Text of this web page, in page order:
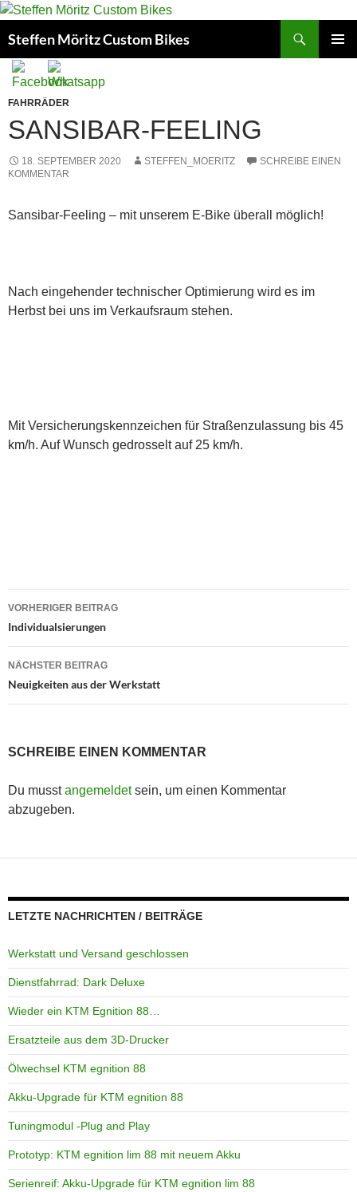
Steffen Möritz Custom Bikes
INHALT
SPRINGEN
FAHRRÄDER
SANSIBAR-FEELING
18. SEPTEMBER 2020 STEFFEN_MOERITZ
SCHREIBE EINEN
KOMMENTAR
Sansibar-Feeling – mit unserem E-Bike überall möglich!
Nach eingehender technischer Optimierung wird es im
Herbst bei uns im Verkaufsraum stehen.
Mit Versicherungskennzeichen für Straßenzulassung bis 45
km/h. Auf Wunsch gedrosselt auf 25 km/h.
Beitragsnavigation
VORHERIGER BEITRAG
Individualsierungen
NÄCHSTER BEITRAG
Neuigkeiten aus der Werkstatt
SCHREIBE EINEN KOMMENTAR
Du musstangemeldetsein, um einen Kommentar
abzugeben.
LETZTE NACHRICHTEN / BEITRÄGE
Werkstatt und Versand geschlossen
Dienstfahrrad: Dark Deluxe
Wieder ein KTM Egnition 88…
Ersatzteile aus dem 3D-Drucker
Ölwechsel KTM egnition 88
Akku-Upgrade für KTM egnition 88
Tuningmodul -Plug and Play
Prototyp: KTM egnition lim 88 mit neuem Akku
Serienreif: Akku-Upgrade für KTM egnition lim 88